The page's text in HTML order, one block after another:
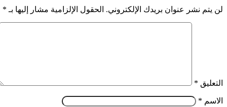
لن يتم نشر عنوان بريدك الإلكتروني. الحقول الإلزامية مشار إليها بـ *
التعليق *
الاسم *